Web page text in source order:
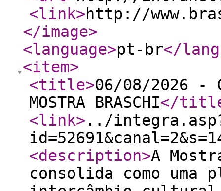
<link>http://
</image>
<language>pt-br</
<item>
<title>06/08/2026 -
MOSTRA BRASCHI</
<link> ../
<description>A
consolida como uma